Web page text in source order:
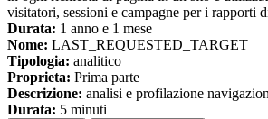
visitatori, sessioni e campagne per i rapporti
Durata: 1 anno e 1 mese
Nome: LAST_REQUESTED_TARGET
Tipologia: analitico
Proprieta: Prima parte
Descrizione: analisi e profilazione
Durata: 5 minuti